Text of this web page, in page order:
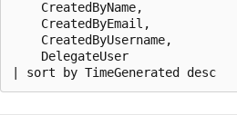
    CreatedByName,
    CreatedByEmail,
    CreatedByUsername,
    DelegateUser